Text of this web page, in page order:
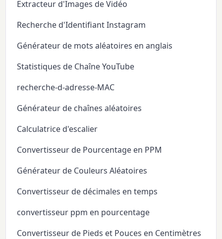
Extracteur d'Images de Vidéo
Recherche d'Identifiant Instagram
Générateur de mots aléatoires en anglais
Statistiques de Chaîne YouTube
recherche-d-adresse-MAC
Générateur de chaînes aléatoires
Calculatrice d'escalier
Convertisseur de Pourcentage en PPM
Générateur de Couleurs Aléatoires
Convertisseur de décimales en temps
convertisseur ppm en pourcentage
Convertisseur de Pieds et Pouces en Centimètres